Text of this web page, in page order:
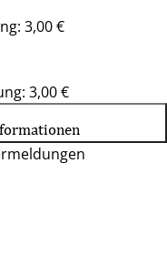
3,00 €
3,00 €